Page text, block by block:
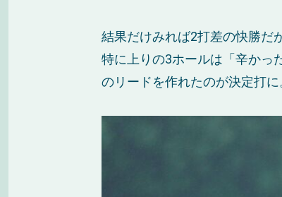
結果だけみれば2打差の快勝だ
特に上りの3ホールは「辛かっ
のリードを作れたのが決定打に